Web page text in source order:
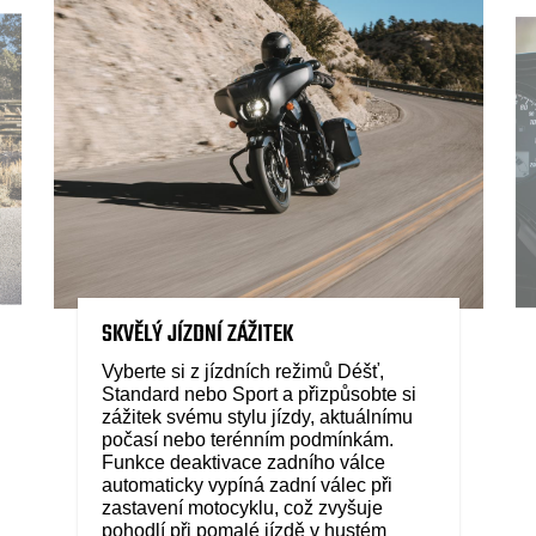
SKVĚLÝ JÍZDNÍ ZÁŽITEK
Vyberte si z jízdních režimů Déšť,
Standard nebo Sport a přizpůsobte si
zážitek svému stylu jízdy, aktuálnímu
počasí nebo terénním podmínkám.
Funkce deaktivace zadního válce
automaticky vypíná zadní válec při
zastavení motocyklu, což zvyšuje
pohodlí při pomalé jízdě v hustém